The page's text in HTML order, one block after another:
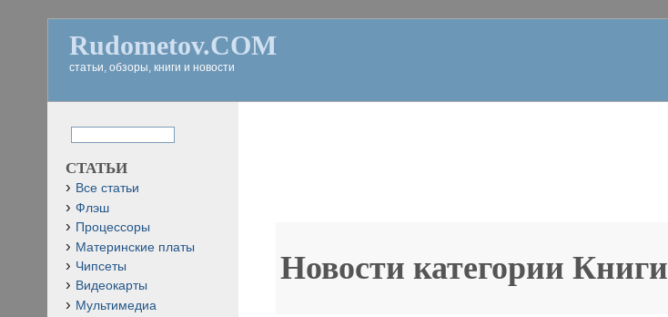
Rudometov.COM
статьи, обзоры, книги и новости
Новости категорииКниги
СТАТЬИ
Все статьи
Флэш
Процессоры
Материнские платы
Чипсеты
Видеокарты
Мультимедиа